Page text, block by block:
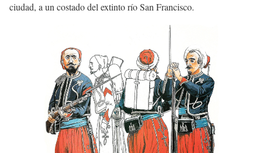
ciudad, a un costado del extinto río San Francisco.